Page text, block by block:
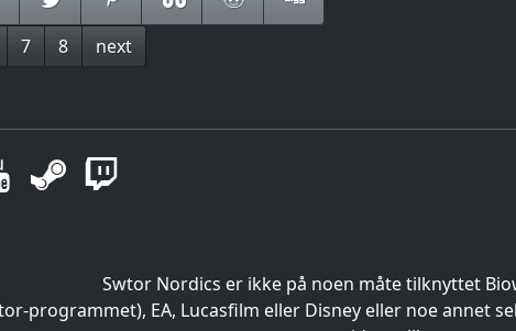
7 8 next
Swtor Nordics er ikke på noen måte tilknyttet
programmet), EA, Lucasfilm eller Disney eller noe annet